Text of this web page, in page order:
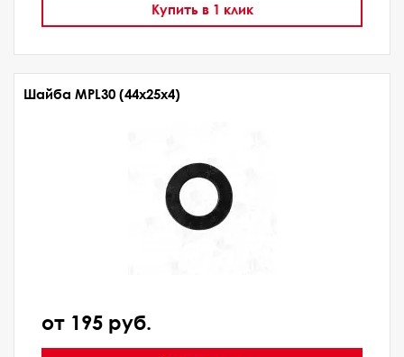
Купить в 1 клик
Шайба MPL30 (44х25х4)
от 195 руб.